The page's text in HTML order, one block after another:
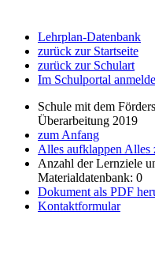
Lehrplan-Datenbank
zurück zur Startseite
zurück zur Schulart
Im Schulportal
Schule mit dem
Überarbeitung 2019
zum Anfang
Alles aufklappen Alles
Anzahl der Lernziele
Materialdatenbank: 0
Dokument als PDF
Kontaktformular